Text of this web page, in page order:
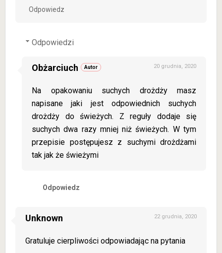
Odpowiedz
Odpowiedzi
Obżarciuch 20 grudnia, 2020
Na opakowaniu suchych drożdży masz
napisane jaki jest odpowiednich suchych
drożdży do świeżych. Z reguły dodaje się
suchych dwa razy mniej niż świeżych. W tym
przepisie postępujesz z suchymi drożdżami
tak jak że świeżymi
Odpowiedz
Unknown 22 grudnia, 2020
Gratuluje cierpliwości odpowiadając na pytania